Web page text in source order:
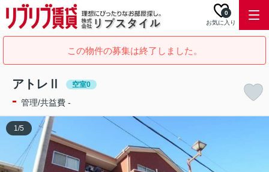
お気に入り
0
この物件の募集は終了しました。
アトレⅡ 空室0
- 管理/共益費 -
1/5